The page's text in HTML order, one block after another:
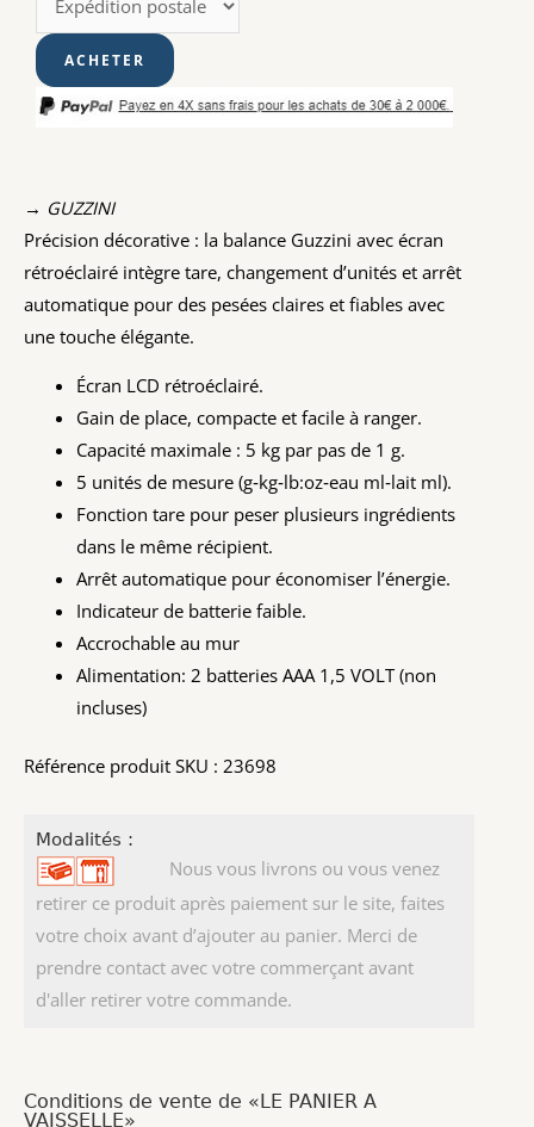
→ GUZZINI
Précision décorative : la balance Guzzini avec écran
rétroéclairé intègre tare, changement d’unités et arrêt
automatique pour des pesées claires et fiables avec
une touche élégante.
Écran LCD rétroéclairé.
Gain de place, compacte et facile à ranger.
Capacité maximale : 5 kg par pas de 1 g.
5 unités de mesure (g‑kg‑lb:oz‑eau ml‑lait ml).
Fonction tare pour peser plusieurs ingrédients
dans le même récipient.
Arrêt automatique pour économiser l’énergie.
Indicateur de batterie faible.
Accrochable au mur
Alimentation: 2 batteries AAA 1,5 VOLT (non
incluses)
Référence produit SKU : 23698
Modalités :
Nous vous livrons ou vous venez
retirer ce produit après paiement sur le site, faites
votre choix avant d’ajouter au panier. Merci de
prendre contact avec votre commerçant avant
d'aller retirer votre commande.
Conditions de vente de «LE PANIER A
VAISSELLE»